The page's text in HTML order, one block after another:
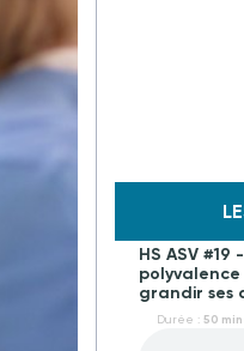
HS ASV
grandir ses
Durée : 50 min